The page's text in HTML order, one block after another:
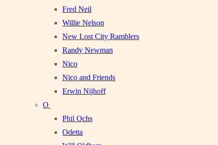
Fred Neil
Willie Nelson
New Lost City Ramblers
Randy Newman
Nico
Nico and Friends
Erwin Nijhoff
O
Phil Ochs
Odetta